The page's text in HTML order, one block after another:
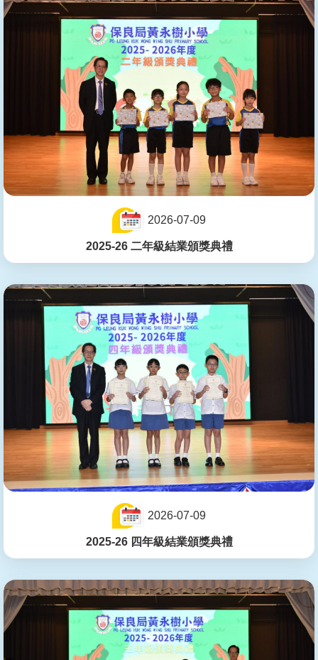
2026-07-09
2025-26 二年級結業頒獎典禮
2026-07-09
2025-26 四年級結業頒獎典禮